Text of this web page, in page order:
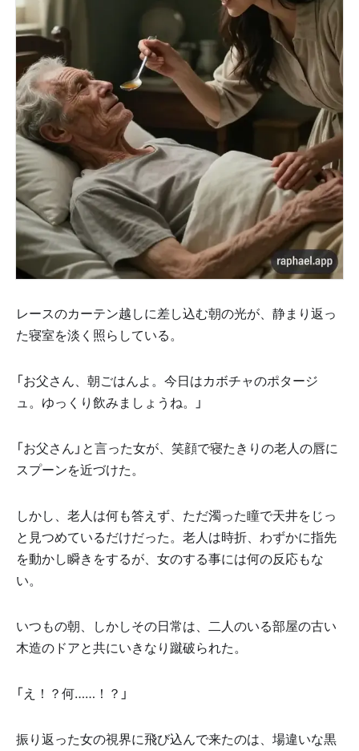
レースのカーテン越しに差し込む朝の光が、静まり返っ
た寝室を淡く照らしている。
「お父さん、朝ごはんよ。今日はカボチャのポタージ
ュ。ゆっくり飲みましょうね。」
「お父さん」と言った女が、笑顔で寝たきりの老人の唇に
スプーンを近づけた。
しかし、老人は何も答えず、ただ濁った瞳で天井をじっ
と見つめているだけだった。老人は時折、わずかに指先
を動かし瞬きをするが、女のする事には何の反応もな
い。
いつもの朝、しかしその日常は、二人のいる部屋の古い
木造のドアと共にいきなり蹴破られた。
「え！？何……！？」
振り返った女の視界に飛び込んで来たのは、場違いな黒